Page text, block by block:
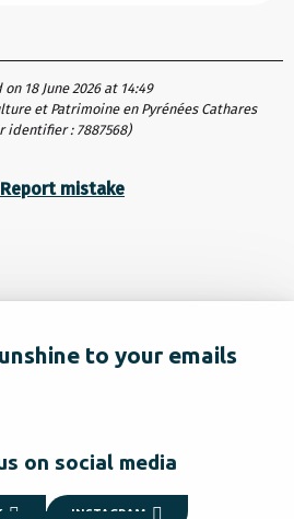
18 June 2026 at 14:49
et Patrimoine en Pyrénées Cathares
identifier : 7887568)
Report mistake
to your emails
on social media
INSTAGRAM